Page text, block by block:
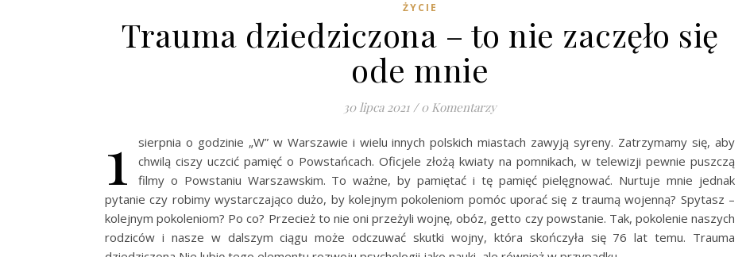
ŻYCIE
Trauma dziedziczona – to nie zaczęło się
ode mnie
30 lipca 2021 / 0 Komentarzy
1
sierpnia o godzinie „W” w Warszawie i wielu innych polskich miastach zawyją syreny. Zatrzymamy się, aby
chwilą ciszy uczcić pamięć o Powstańcach. Oficjele złożą kwiaty na pomnikach, w telewizji pewnie puszczą
filmy o Powstaniu Warszawskim. To ważne, by pamiętać i tę pamięć pielęgnować. Nurtuje mnie jednak
pytanie czy robimy wystarczająco dużo, by kolejnym pokoleniom pomóc uporać się z traumą wojenną? Spytasz –
kolejnym pokoleniom? Po co? Przecież to nie oni przeżyli wojnę, obóz, getto czy powstanie. Tak, pokolenie naszych
rodziców i nasze w dalszym ciągu może odczuwać skutki wojny, która skończyła się 76 lat temu. Trauma